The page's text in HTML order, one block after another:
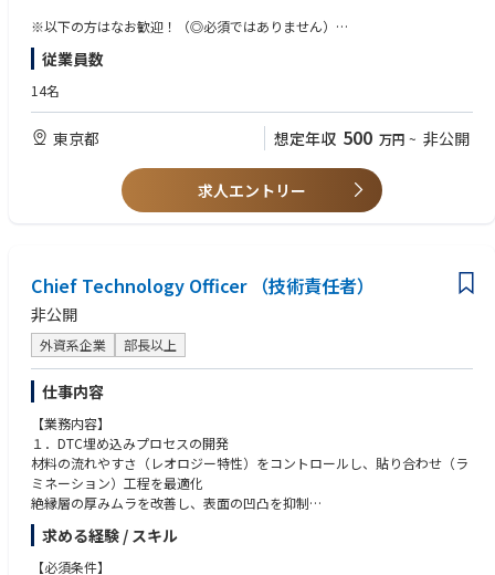
【語学力が光る＆外資系ならではの働きやすさ！】“お肉”を通じて世界と
アメリカに本社を持ち、アジアやヨーロッパなど世界に24の支社を持つP
MI Foods。
当社は、その日本法人として2017年に誕生した会社です。近年、日本での
活動も軌道に乗り、昨対比で大幅な成長を遂げている当社。
「食に興味がある」「外資系企業で働きたい」などの思いがある経験者
は、ぜひ当社の環境をチェックしてください！
※以下の方はなお歓迎！（◎必須ではありません）
◇食品業界・食肉業界での経験者
◇英語・フランス語・スペイン語のスキル
従業員数
14名
東京都 想定年収 500 万円 ~ 非公開
求人エントリー
Chief Technology Officer （技術責任者）
非公開
外資系企業 部長以上
仕事内容
【業務内容】
１．DTC埋め込みプロセスの開発
材料の流れやすさ（レオロジー特性）をコントロールし、貼り合わせ（ラ
ミネーション）工程を最適化
絶縁層の厚みムラを改善し、表面の凹凸を抑制
２．ダイ接合（Die Attach）プロセスの開発
チップを高精度に貼り付けるための技術
熱圧着接合（TCB）のプロセス開発
求める経験 / スキル
【必須条件】